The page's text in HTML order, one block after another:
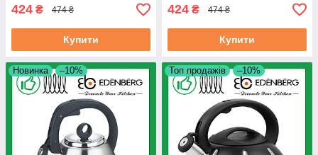
424 ₴ 474 ₴
Купити
424 ₴ 474 ₴
Купити
Новинка –10% Топ продажів –10%